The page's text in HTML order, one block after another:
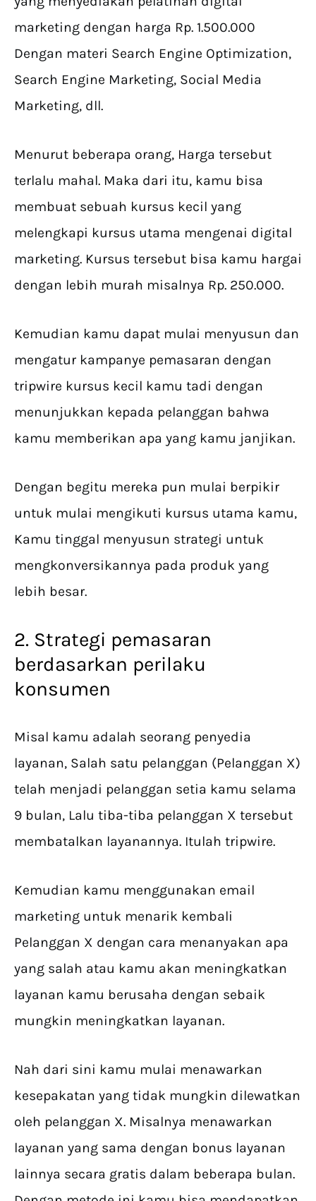
marketing dengan harga Rp. 1.500.000
Dengan materi Search Engine Optimization,
Search Engine Marketing, Social Media
Marketing, dll.
Menurut beberapa orang, Harga tersebut
terlalu mahal. Maka dari itu, kamu bisa
membuat sebuah kursus kecil yang
melengkapi kursus utama mengenai digital
marketing. Kursus tersebut bisa kamu hargai
dengan lebih murah misalnya Rp. 250.000.
Kemudian kamu dapat mulai menyusun dan
mengatur kampanye pemasaran dengan
tripwire kursus kecil kamu tadi dengan
menunjukkan kepada pelanggan bahwa
kamu memberikan apa yang kamu janjikan.
Dengan begitu mereka pun mulai berpikir
untuk mulai mengikuti kursus utama kamu,
Kamu tinggal menyusun strategi untuk
mengkonversikannya pada produk yang
lebih besar.
2. Strategi pemasaran
berdasarkan perilaku
konsumen
Misal kamu adalah seorang penyedia
layanan, Salah satu pelanggan (Pelanggan X)
telah menjadi pelanggan setia kamu selama
9 bulan, Lalu tiba-tiba pelanggan X tersebut
membatalkan layanannya. Itulah tripwire.
Kemudian kamu menggunakan email
marketing untuk menarik kembali
Pelanggan X dengan cara menanyakan apa
yang salah atau kamu akan meningkatkan
layanan kamu berusaha dengan sebaik
mungkin meningkatkan layanan.
Nah dari sini kamu mulai menawarkan
kesepakatan yang tidak mungkin dilewatkan
oleh pelanggan X. Misalnya menawarkan
layanan yang sama dengan bonus layanan
lainnya secara gratis dalam beberapa bulan.